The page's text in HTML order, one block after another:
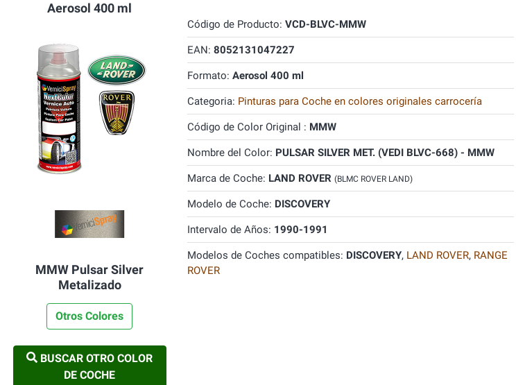
Aerosol 400 ml
MMW Pulsar Silver
Metalizado
Otros Colores
BUSCAR OTRO COLOR
DE COCHE
Código de Producto: VCD-BLVC-MMW
EAN: 8052131047227
Formato: Aerosol 400 ml
Categoria: Pinturas para Coche en colores originales carrocería
Código de Color Original : MMW
Nombre del Color: PULSAR SILVER MET. (VEDI BLVC-668) - MMW
Marca de Coche: LAND ROVER (BLMC ROVER LAND)
Modelo de Coche: DISCOVERY
Intervalo de Años: 1990-1991
Modelos de Coches compatibles: DISCOVERY, LAND ROVER, RANGE
ROVER